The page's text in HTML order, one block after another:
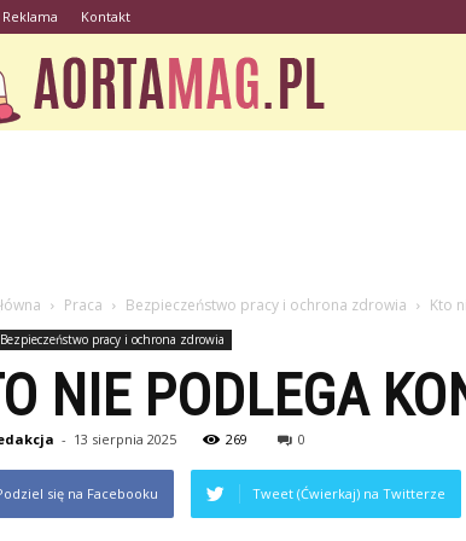
Reklama Kontakt
Praca Bezpieczeństwo pracy i ochrona zdrowia Kto
Bezpieczeństwo pracy i ochrona zdrowia
NIE PODLEGA
- 13 sierpnia 2025 269 0
się na Facebooku Tweet (Ćwierkaj) na Twitterze